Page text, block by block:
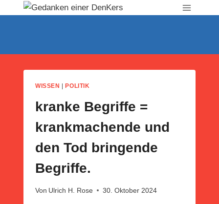
WISSEN POLITIK
kranke Begriffe =
krankmachende und
den Tod bringende
Begriffe.
Von Ulrich H. Rose 30. Oktober 2024